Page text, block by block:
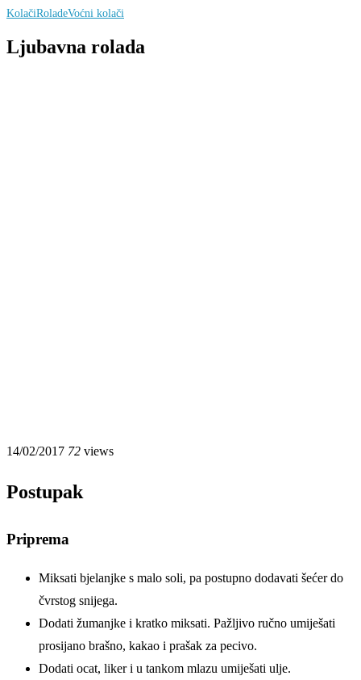
KolačiRoladeVoćni kolači
Ljubavna rolada
14/02/2017 72 views
Postupak
Priprema
Miksati bjelanjke s malo soli, pa postupno dodavati šećer do
čvrstog snijega.
Dodati žumanjke i kratko miksati. Pažljivo ručno umiješati
prosijano brašno, kakao i prašak za pecivo.
Dodati ocat, liker i u tankom mlazu umiješati ulje.